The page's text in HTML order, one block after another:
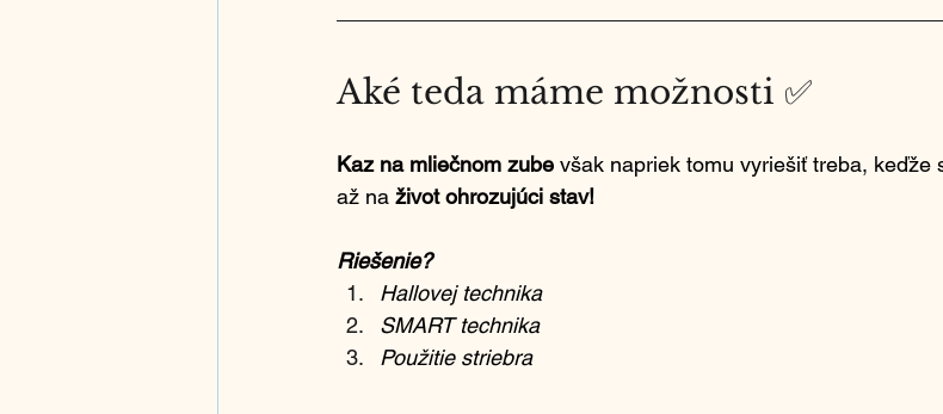
Aké teda máme možnosti ✅
Kaz na mliečnom zube však napriek tomu vyriešiť treba, keďže
až na život ohrozujúci stav!
Riešenie?
Hallovej technika
SMART technika
Použitie striebra